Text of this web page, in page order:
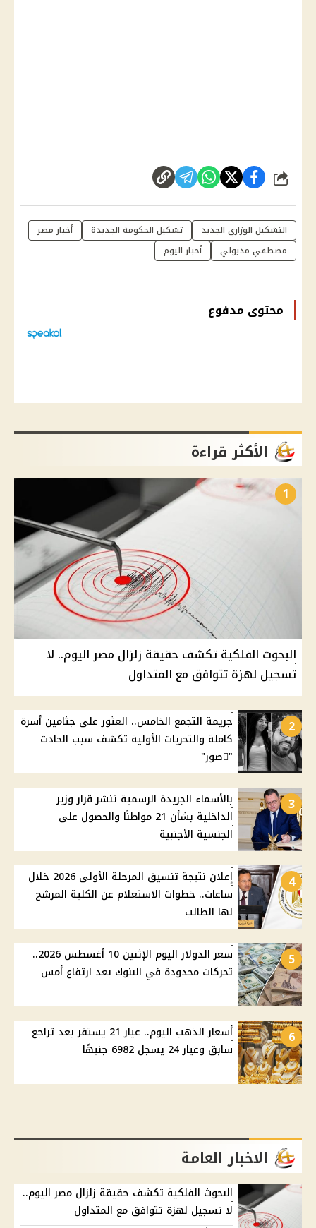
شارك
التشكيل الوزاري الجديد تشكيل الحكومة الجديدة
أخبار مصر
مصطفي مدبولي
أخبار اليوم
محتوى مدفوع
الأكثر قراءة
1
البحوث الفلكية تكشف حقيقة زلزال مصر اليوم.. لا
تسجيل لهزة تتوافق مع المتداول
2
جريمة التجمع الخامس.. العثور على جثامين أسرة
كاملة والتحريات الأولية تكشف سبب الحادث
"ًصور"
3
بالأسماء الجريدة الرسمية تنشر قرار وزير
الداخلية بشأن 21 مواطنًا والحصول على
الجنسية الأجنبية
4
إعلان نتيجة تنسيق المرحلة الأولى 2026 خلال
ساعات.. خطوات الاستعلام عن الكلية المرشح
لها الطالب
5
سعر الدولار اليوم الإثنين 10 أغسطس 2026..
تحركات محدودة في البنوك بعد ارتفاع أمس
6
أسعار الذهب اليوم.. عيار 21 يستقر بعد تراجع
سابق وعيار 24 يسجل 6982 جنيهًا
الاخبار العامة
البحوث الفلكية تكشف حقيقة زلزال مصر اليوم..
لا تسجيل لهزة تتوافق مع المتداول